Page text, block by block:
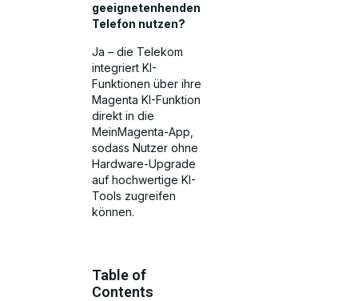
geeignetenhenden
Telefon nutzen?
Ja – die Telekom
integriert KI-
Funktionen über ihre
Magenta KI-Funktion
direkt in die
MeinMagenta-App,
sodass Nutzer ohne
Hardware-Upgrade
auf hochwertige KI-
Tools zugreifen
können.
Table of
Contents